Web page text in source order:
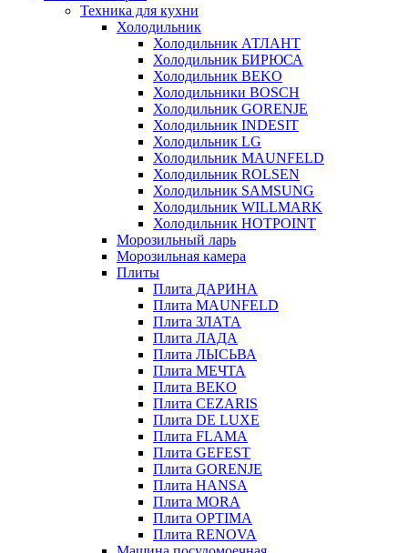
Техника для кухни
Холодильник
Холодильник АТЛАНТ
Холодильник БИРЮСА
Холодильник BEKO
Холодильники BOSCH
Холодильник GORENJE
Холодильник INDESIT
Холодильник LG
Холодильник MAUNFELD
Холодильник ROLSEN
Холодильник SAMSUNG
Холодильник WILLMARK
Холодильник HOTPOINT
Морозильный ларь
Морозильная камера
Плиты
Плита ДАРИНА
Плита MAUNFELD
Плита ЗЛАТА
Плита ЛАДА
Плита ЛЫСЬВА
Плита МЕЧТА
Плита BEKO
Плита CEZARIS
Плита DE LUXE
Плита FLAMA
Плита GEFEST
Плита GORENJE
Плита HANSA
Плита MORA
Плита OPTIMA
Плита RENOVA